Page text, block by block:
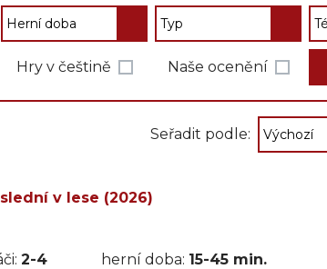
Hry v češtině Naše ocenění
Seřadit podle:
v lese (2026)
2-4 herní doba: 15-45 min.